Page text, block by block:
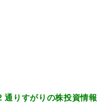
りすがりの株投資情報